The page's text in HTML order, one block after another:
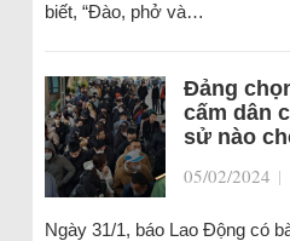
biết, “Đào, phở và…
Đảng
cấm dân
sử nào
05/02/2024 |
Ngày 31/1, báo Lao Động có